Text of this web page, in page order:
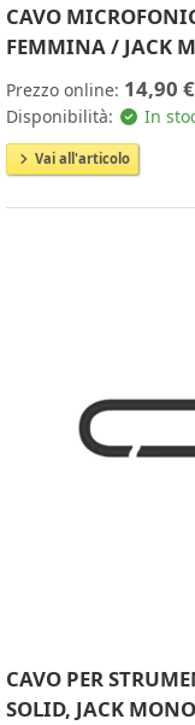
CAVO
FEMMINA / JACK
Prezzo online: 14,90 €
Disponibilità: In
Vai all'articolo
CAVO PER
SOLID, JACK